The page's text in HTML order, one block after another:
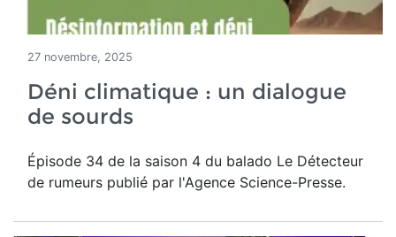
27 novembre, 2025
Déni climatique : un dialogue
de sourds
Épisode 34 de la saison 4 du balado Le Détecteur
de rumeurs publié par l'Agence Science-Presse.